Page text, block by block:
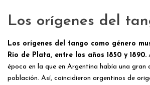
Los orígenes del
Los orígenes del tango como género
Río de Plata, entre los años 1850 y 1890.
época en la que en Argentina había una gran
población. Así, coincidieron argentinos de